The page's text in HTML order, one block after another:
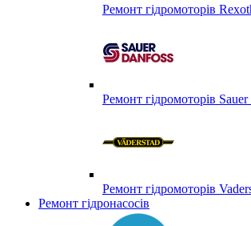
Ремонт гідромоторів
Ремонт гідромоторів
Ремонт гідромоторів
Ремонт гідронасосів